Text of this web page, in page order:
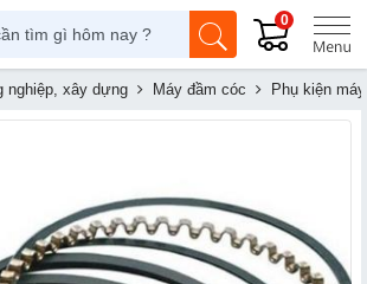
0
nghiệp, xây dựng Máy đầm cóc Phụ kiện